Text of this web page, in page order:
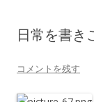
日常を書き
コメントを残す